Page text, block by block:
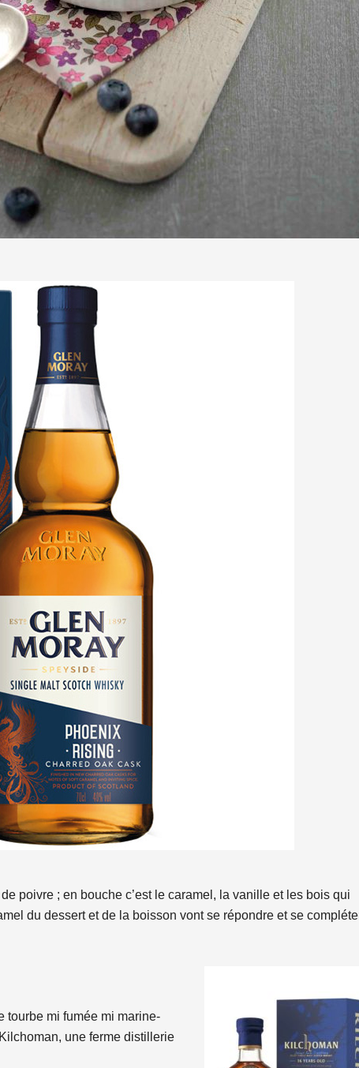
poivre ; en bouche c’est le caramel, la vanille et les bois qui
du dessert et de la boisson vont se répondre et se
tourbe mi fumée mi marine-
une ferme distillerie